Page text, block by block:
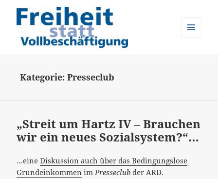
Kategorie:Presseclub
„Streit um Hartz IV – Brauchen
wir ein neues Sozialsystem?“…
…eineDiskussion auch über das Bedingungslose
Grundeinkommen im Presseclub der ARD.